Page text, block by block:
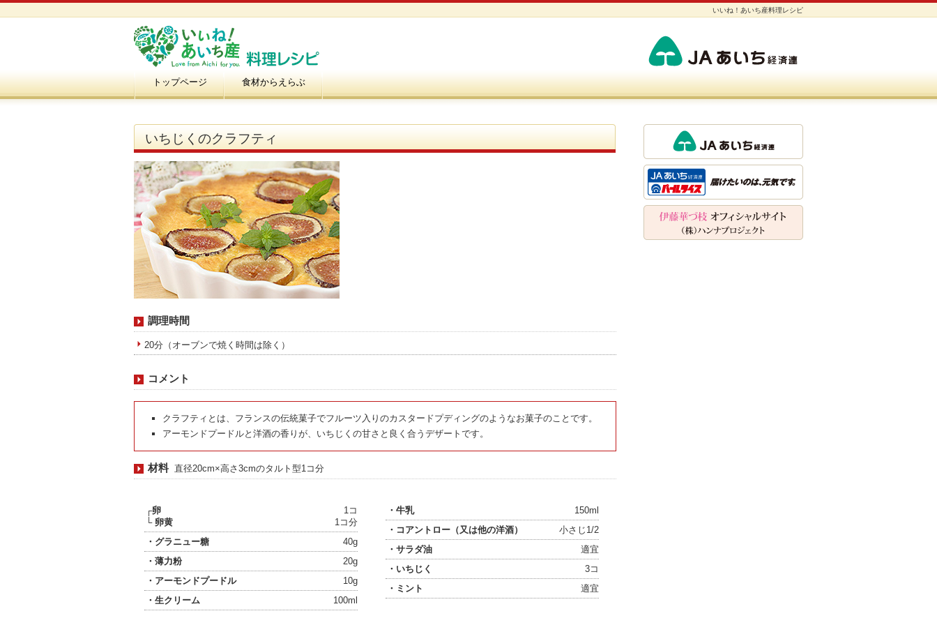
いいね！あいち産料理レシピ
いちじくのクラフティ
調理時間
20分（オーブンで焼く時間は除く）
コメント
クラフティとは、フランスの伝統菓子でフルーツ入りのカスタードプディングのようなお菓子のことです。
アーモンドプードルと洋酒の香りが、いちじくの甘さと良く合うデザートです。
材料 直径20cm×高さ3cmのタルト型1コ分
┌卵
└ 卵黄
1コ
1コ分
・グラニュー糖
40g
・薄力粉
20g
・アーモンドプードル
10g
・生クリーム
100ml
・牛乳
150ml
・コアントロー（又は他の洋酒）
小さじ1/2
・サラダ油
適宜
・いちじく
3コ
・ミント
適宜
トップページ 食材からえらぶ